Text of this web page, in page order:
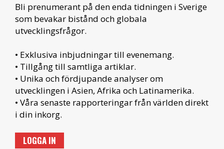
Bli prenumerant på den enda tidningen i Sverige
som bevakar bistånd och globala
utvecklingsfrågor.
• Exklusiva inbjudningar till evenemang.
• Tillgång till samtliga artiklar.
• Unika och fördjupande analyser om
utvecklingen i Asien, Afrika och Latinamerika.
• Våra senaste rapporteringar från världen direkt
i din inkorg.
LOGGA IN